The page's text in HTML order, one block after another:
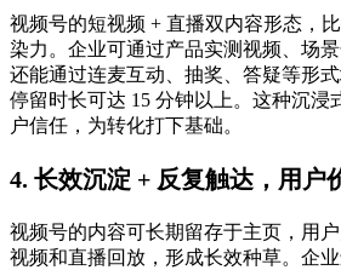
视频号的短视频 + 直播双内容形态，
染力。企业可通过产品实测视频、场
还能通过连麦互动、抽奖、答疑等形
停留时长可达 15 分钟以上。这种沉浸
户信任，为转化打下基础。
4. 长效沉淀 + 反复触达，用户
视频号的内容可长期留存于主页，用
视频和直播回放，形成长效种草。企